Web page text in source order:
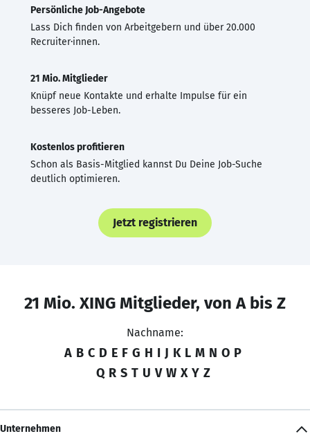
Persönliche Job-Angebote
Lass Dich finden von Arbeitgebern und über 20.000
Recruiter·innen.
21 Mio. Mitglieder
Knüpf neue Kontakte und erhalte Impulse für ein
besseres Job-Leben.
Kostenlos profitieren
Schon als Basis-Mitglied kannst Du Deine Job-Suche
deutlich optimieren.
Jetzt registrieren
21 Mio. XING Mitglieder, von A bis Z
Nachname:
A B C D E F G H I J K L M N O P
Q R S T U V W X Y Z
Unternehmen